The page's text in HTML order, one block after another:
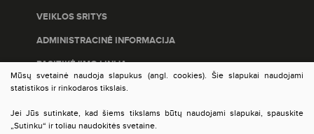
VEIKLOS SRITYS
ADMINISTRACINĖ INFORMACIJA
PASITIKĖJIMO LINIJA
PASLAUGŲ ĮVERTINIMAS
DUOMENŲ APSAUGA
Mūsų svetainė naudoja slapukus (angl. cookies). Šie slapukai naudojami
statistikos ir rinkodaros tikslais.
Jei Jūs sutinkate, kad šiems tikslams būtų naudojami slapukai, spauskite
„Sutinku“ ir toliau naudokitės svetaine.